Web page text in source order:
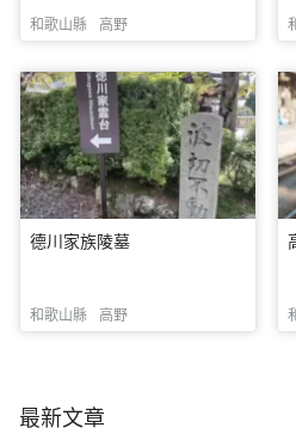
和歌山縣 高野
德川家族陵墓
和歌山縣 高野
最新文章